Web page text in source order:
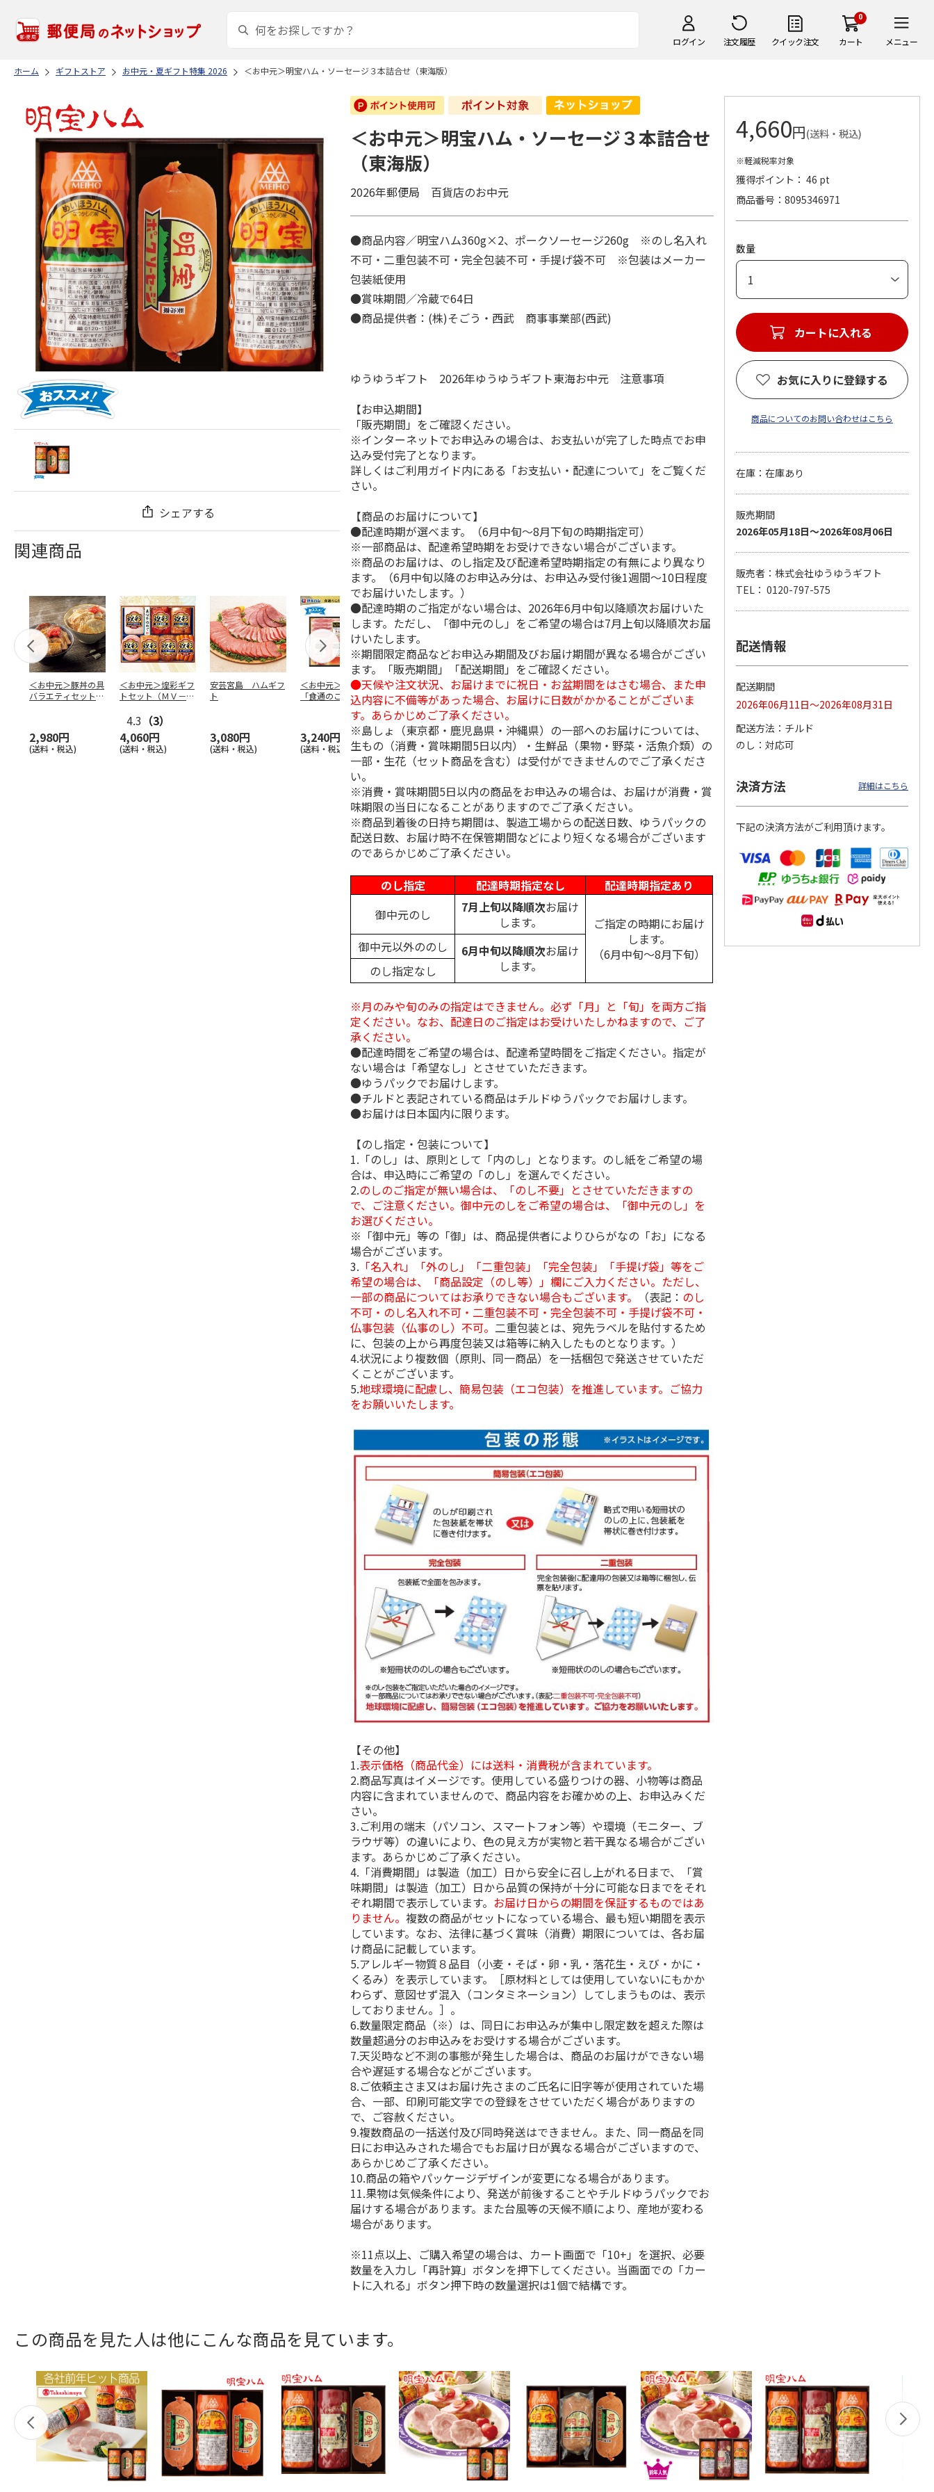
ログイン 注文履歴 クイック注文
0
カート メニュー
ホーム ギフトストア お中元・夏ギフト特集 2026 ＜お中元＞明宝ハム・ソーセージ３本詰合せ（東海版）
シェアする
関連商品
＜お中元＞豚丼の具
バラエティセット
2,980円
(送料・税込)
＜お中元＞煌彩ギフ
トセット（ＭＶ－５
4.3 （3）
4,060円
(送料・税込)
安芸宮島 ハムギフ
ト
3,080円
(送料・税込)
＜お中元＞伊藤ハム
「食通のこだわり」
バラエティセット
3,240円
(送料・税込)
＜お中元＞伊藤ハ
ム ハム・ロースト
ビーフバラエティ詰
合せ（…
3,680円
(送料・税込)
＜お中元＞伊藤ハム
「伝承の響」詰合せ
（東日本版）
3,240円
(送料・税込)
＜お中元＞豚丼の具
バラエティセット
「菊」
3,900円
(送料・税込)
＜お中元＞【冷凍】
６種類のお肉ソムリ
エアソートＢＯＸ
5,980円
(送料・税込)
＜お中元＞ケーファ
セット（東日本版）
4,220円
(送料・税込)
セット（東日本版）
＜お中元＞明宝ハム・ソーセージ３本詰合せ
（東海版）
2026年郵便局 百貨店のお中元
●商品内容／明宝ハム360g×2、ポークソーセージ260g ※のし名入れ
不可・二重包装不可・完全包装不可・手提げ袋不可 ※包装はメーカー
包装紙使用
●賞味期間／冷蔵で64日
●商品提供者：(株)そごう・西武 商事事業部(西武)
ゆうゆうギフト 2026年ゆうゆうギフト東海お中元 注意事項
【お申込期間】
「販売期間」をご確認ください。
※インターネットでお申込みの場合は、お支払いが完了した時点でお申
込み受付完了となります。
詳しくはご利用ガイド内にある「お支払い・配達について」をご覧くだ
さい。
【商品のお届けについて】
●配達時期が選べます。（6月中旬～8月下旬の時期指定可）
※一部商品は、配達希望時期をお受けできない場合がございます。
※商品のお届けは、のし指定及び配達希望時期指定の有無により異なり
ます。（6月中旬以降のお申込み分は、お申込み受付後1週間～10日程度
でお届けいたします。）
●配達時期のご指定がない場合は、2026年6月中旬以降順次お届けいた
します。ただし、「御中元のし」をご希望の場合は7月上旬以降順次お届
けいたします。
※期間限定商品などお申込み期間及びお届け期間が異なる場合がござい
ます。「販売期間」「配送期間」をご確認ください。
●天候や注文状況、お届けまでに祝日・お盆期間をはさむ場合、また申
込内容に不備等があった場合、お届けに日数がかかることがございま
す。あらかじめご了承ください。
※島しょ（東京都・鹿児島県・沖縄県）の一部へのお届けについては、
生もの（消費・賞味期間5日以内）・生鮮品（果物・野菜・活魚介類）の
一部・生花（セット商品を含む）は受付ができませんのでご了承くださ
い。
※消費・賞味期間5日以内の商品をお申込みの場合は、お届けが消費・賞
味期限の当日になることがありますのでご了承ください。
※商品到着後の日持ち期間は、製造工場からの配送日数、ゆうパックの
配送日数、お届け時不在保管期間などにより短くなる場合がございます
のであらかじめご了承ください。
のし指定
配達時期指定なし
配達時期指定あり
御中元のし
7月上旬以降順次お届け
します。
ご指定の時期にお届け
します。
（6月中旬～8月下旬）
御中元以外ののし 6月中旬以降順次お届け
します。
のし指定なし
※月のみや旬のみの指定はできません。必ず「月」と「旬」を両方ご指
定ください。なお、配達日のご指定はお受けいたしかねますので、ご了
承ください。
●配達時間をご希望の場合は、配達希望時間をご指定ください。指定が
ない場合は「希望なし」とさせていただきます。
●ゆうパックでお届けします。
●チルドと表記されている商品はチルドゆうパックでお届けします。
●お届けは日本国内に限ります。
【のし指定・包装について】
1.「のし」は、原則として「内のし」となります。のし紙をご希望の場
合は、申込時にご希望の「のし」を選んでください。
2.のしのご指定が無い場合は、「のし不要」とさせていただきますの
で、ご注意ください。御中元のしをご希望の場合は、「御中元のし」を
お選びください。
※「御中元」等の「御」は、商品提供者によりひらがなの「お」になる
場合がございます。
3. 「名入れ」「外のし」「二重包装」「完全包装」「手提げ袋」等をご
希望の場合は、「商品設定（のし等）」欄にご入力ください。ただし、
一部の商品についてはお承りできない場合もございます。
（表記： のし
不可・のし名入れ不可・二重包装不可・完全包装不可・手提げ袋不可・
仏事包装（仏事のし）不可。 二重包装とは、宛先ラベルを貼付するため
に、包装の上から再度包装又は箱等に納入したものとなります。）
4.状況により複数個（原則、同一商品）を一括梱包で発送させていただ
くことがございます。
5.地球環境に配慮し、簡易包装（エコ包装）を推進しています。ご協力
をお願いいたします。
【その他】
1.表示価格（商品代金）には送料・消費税が含まれています。
2.商品写真はイメージです。使用している盛りつけの器、小物等は商品
内容に含まれていませんので、商品内容をお確かめの上、お申込みくだ
さい。
3.ご利用の端末（パソコン、スマートフォン等）や環境（モニター、ブ
ラウザ等）の違いにより、色の見え方が実物と若干異なる場合がござい
ます。あらかじめご了承ください。
4.「消費期間」は製造（加工）日から安全に召し上がれる日まで、「賞
味期間」は製造（加工）日から品質の保持が十分に可能な日までをそれ
ぞれ期間で表示しています。 お届け日からの期間を保証するものではあ
りません。複数の商品がセットになっている場合、最も短い期間を表示
しています。なお、法律に基づく賞味（消費）期限については、各お届
け商品に記載しています。
5.アレルギー物質８品目（小麦・そば・卵・乳・落花生・えび・かに・
くるみ）を表示しています。［原材料としては使用していないにもかか
わらず、意図せず混入（コンタミネーション）してしまうものは、表示
しておりません。］。
6.数量限定商品（※）は、同日にお申込みが集中し限定数を超えた際は
数量超過分のお申込みをお受けする場合がございます。
7.天災時など不測の事態が発生した場合は、商品のお届けができない場
合や遅延する場合などがございます。
8.ご依頼主さま又はお届け先さまのご氏名に旧字等が使用されていた場
合、一部、印刷可能文字での登録をさせていただく場合がありますの
で、ご容赦ください。
9.複数商品の一括送付及び同時発送はできません。また、同一商品を同
日にお申込みされた場合でもお届け日が異なる場合がございますので、
あらかじめご了承ください。
10.商品の箱やパッケージデザインが変更になる場合があります。
11.果物は気候条件により、発送が前後することやチルドゆうパックでお
届けする場合があります。また台風等の天候不順により、産地が変わる
場合があります。
※11点以上、ご購入希望の場合は、カート画面で「10+」を選択、必要
数量を入力し「再計算」ボタンを押下してください。当画面での「カー
トに入れる」ボタン押下時の数量選択は1個で結構です。
4,660円(送料・税込)
※軽減税率対象
獲得ポイント： 46 pt
商品番号
8095346971
数量
カートに入れる
お気に入りに登録する
商品についてのお問い合わせはこちら
在庫：在庫あり
販売期間
2026年05月18日～2026年08月06日
販売者：株式会社ゆうゆうギフト
TEL： 0120-797-575
配送情報
配送期間
2026年06月11日～2026年08月31日
配送方法
チルド
のし
対応可
決済方法 詳細はこちら
下記の決済方法がご利用頂けます。
この商品を見た人は他にこんな商品を見ています。